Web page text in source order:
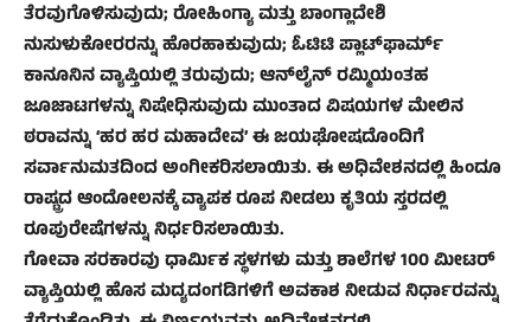
ತೆರವುಗೊಳಿಸುವುದು; ರೋಹಿಂಗ್ಯಾ ಮತ್ತು ಬಾಂಗ್ಲಾದೇಶಿ
ನುಸುಳುಕೋರರನ್ನು ಹೊರಹಾಕುವುದು; ಓಟಿಟಿ ಪ್ಲಾಟ್‌ಫಾರ್ಮ್
ಕಾನೂನಿನ ವ್ಯಾಪ್ತಿಯಲ್ಲಿ ತರುವುದು; ಆನ್‌ಲೈನ್ ರಮ್ಮಿಯಂತಹ
ಜೂಜಾಟಗಳನ್ನು ನಿಷೇಧಿಸುವುದು ಮುಂತಾದ ವಿಷಯಗಳ ಮೇಲಿನ
ಠರಾವನ್ನು ‘ಹರ ಹರ ಮಹಾದೇವ’ ಈ ಜಯಘೋಷದೊಂದಿಗೆ
ಸರ್ವಾನುಮತದಿಂದ ಅಂಗೀಕರಿಸಲಾಯಿತು. ಈ ಅಧಿವೇಶನದಲ್ಲಿ ಹಿಂದೂ
ರಾಷ್ಟ್ರದ ಆಂದೋಲನಕ್ಕೆ ವ್ಯಾಪಕ ರೂಪ ನೀಡಲು ಕೃತಿಯ ಸ್ತರದಲ್ಲಿ
ರೂಪುರೇಷೆಗಳನ್ನು ನಿರ್ಧರಿಸಲಾಯಿತು.
ಗೋವಾ ಸರಕಾರವು ಧಾರ್ಮಿಕ ಸ್ಥಳಗಳು ಮತ್ತು ಶಾಲೆಗಳ 100 ಮೀಟರ್
ವ್ಯಾಪ್ತಿಯಲ್ಲಿ ಹೊಸ ಮದ್ಯದಂಗಡಿಗಳಿಗೆ ಅವಕಾಶ ನೀಡುವ ನಿರ್ಧಾರವನ್ನು